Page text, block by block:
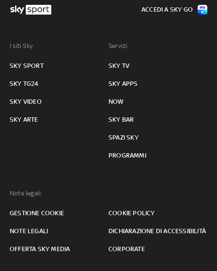
I siti Sky:
SKY SPORT
SKY TG24
SKY VIDEO
SKY ARTE
Servizi:
SKY TV
SKY APPS
NOW
SKY BAR
SPAZI SKY
PROGRAMMI
Note legali:
GESTIONE COOKIE COOKIE POLICY
NOTE LEGALI DICHIARAZIONE DI ACCESSIBILITÀ
OFFERTA SKY MEDIA CORPORATE
ACCEDI A SKY GO